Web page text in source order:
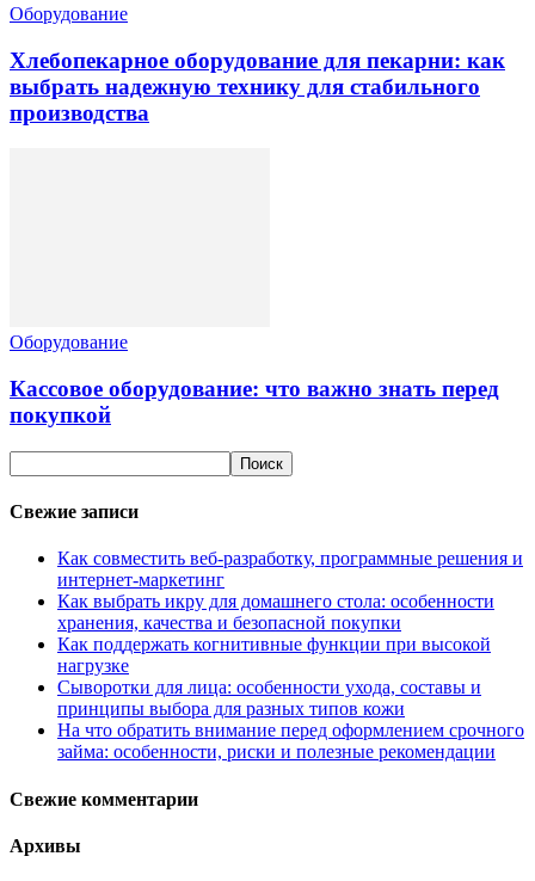
Оборудование
Хлебопекарное оборудование для пекарни: как
выбрать надежную технику для стабильного
производства
Оборудование
Кассовое оборудование: что важно знать перед
покупкой
Свежие записи
Как совместить веб-разработку, программные решения и
интернет-маркетинг
Как выбрать икру для домашнего стола: особенности
хранения, качества и безопасной покупки
Как поддержать когнитивные функции при высокой
нагрузке
Сыворотки для лица: особенности ухода, составы и
принципы выбора для разных типов кожи
На что обратить внимание перед оформлением срочного
займа: особенности, риски и полезные рекомендации
Свежие комментарии
Архивы